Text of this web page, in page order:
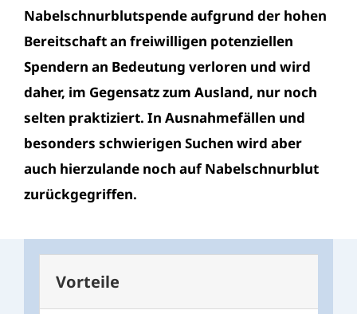
Nabelschnurblutspende aufgrund der hohen
Bereitschaft an freiwilligen potenziellen
Spendern an Bedeutung verloren und wird
daher, im Gegensatz zum Ausland, nur noch
selten praktiziert. In Ausnahmefällen und
besonders schwierigen Suchen wird aber
auch hierzulande noch auf Nabelschnurblut
zurückgegriffen.
Vorteile